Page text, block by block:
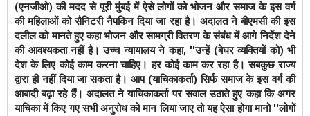
(एनजीओ) की मदद से पूरी मुंबई में ऐसे लोगों को भोजन और समाज के इस वर्ग
की महिलाओं को सैनिटरी नैपकिन दिया जा रहा है। अदालत ने बीएमसी की इस
दलील को मानते हुए कहा भोजन और सामग्री वितरण के संबंध में आगे निर्देश देने
की आवश्यकता नहीं है।उच्च न्यायालय ने कहा, ''उन्हें (बेघर व्यक्तियों को) भी
देश के लिए कोई काम करना चाहिए। हर कोई काम कर रहा है। सबकुछ राज्य
द्वारा ही नहीं दिया जा सकता है। आप (याचिकाकर्ता) सिर्फ समाज के इस वर्ग की
आबादी बढ़ा रहे हैं। अदालत ने याचिकाकर्ता पर सवाल उठाते हुए कहा कि अगर
याचिका में किए गए सभी अनुरोध को मान लिया जाए तो यह ऐसा होगा मानो ''लोगों